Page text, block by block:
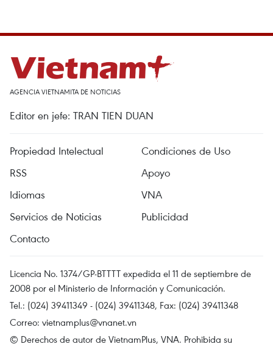
AGENCIA VIETNAMITA DE NOTICIAS
Editor en jefe: TRAN TIEN DUAN
Propiedad Intelectual
Condiciones de Uso
RSS
Apoyo
Idiomas
VNA
Servicios de Noticias
Publicidad
Contacto
Licencia No. 1374/GP-BTTTT expedida el 11 de septiembre de
2008 por el Ministerio de Información y Comunicación.
Tel.: (024) 39411349 - (024) 39411348, Fax: (024) 39411348
Correo: vietnamplus@vnanet.vn
© Derechos de autor de VietnamPlus, VNA. Prohibida su